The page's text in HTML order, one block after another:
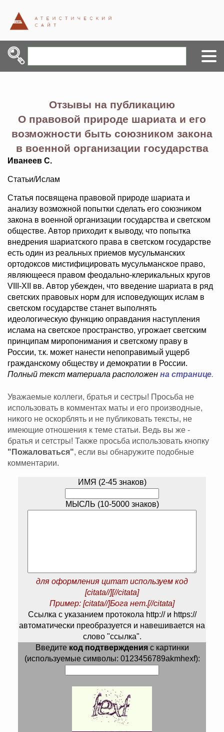
Отзывы на публикацию
О правовой природе шариата и его
возможности быть союзником закона
в военной организации государства
Иванеев С.
Статьи/Ислам
Статья посвящена правовой природе шариата и
анализу возможной попытки сделать его союзником
закона в военной организации государства и светском
обществе. Автор приходит к выводу, что попытка
внедрения шариатского права в светском государстве
есть один из реальных приемов мусульманских
ортодоксов мистифицировать мусульманское право,
являющееся правом феодально-клерикальных кругов
VIII-XII вв. Автор убежден, что введение шариата в ряд
светских правовых норм для исповедующих ислам в
светском государстве станет выполнять
идеологическую функцию оправдания наступления
ислама на светское пространство, угрожает светским
принципам миропонимания и светскому праву в
России, т.к. может нанести непоправимый ущерб
гражданскому обществу и демократии в России.
Полный текст материала расположен на странице.
Уважаемые коллеги, братья и сестры! Просьба не
использовать в комментах маты и его производные,
никого не оскорблять и не публиковать тексты, не
имеющие отношения к теме статьи. Ведь вы же -
братья и сетстры! Также просьба использовать кнопку
"Пожаловаться", если вы обнаружите подобные
комментарии.
ИМЯ (2-45 знаков)
МЫСЛЬ (10-5000 знаков)
для оформления цитат используем код
[citata//][//citata]
Пример: [citata//]Бога нет.[//citata]
Ссылка с указанием протокола http:// и https://
автоматически преобразуется и навешивается на
слово "ссылка".
Введите код подтвержденияс картинки
(используемые символы: 0123456789akmhexf):